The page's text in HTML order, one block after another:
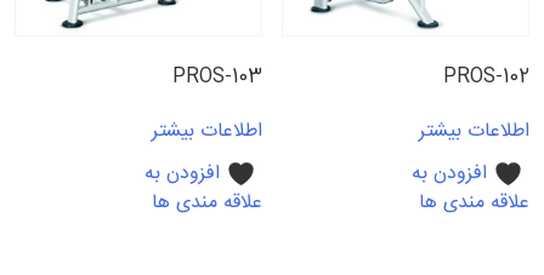
PROS-102
اطلاعات بیشتر
افزودن به
علاقه مندی ها
PROS-103
اطلاعات بیشتر
افزودن به
علاقه مندی ها